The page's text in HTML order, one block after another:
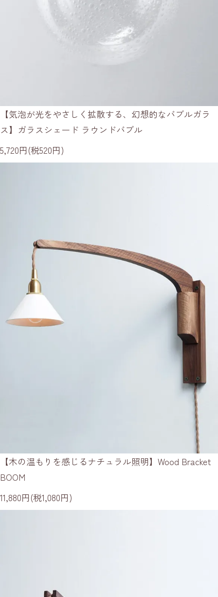
【気泡が光をやさしく拡散する、幻想的なバブルガラ
ス】ガラスシェード ラウンドバブル
5,720円(税520円)
【木の温もりを感じるナチュラル照明】Wood Bracket
BOOM
11,880円(税1,080円)